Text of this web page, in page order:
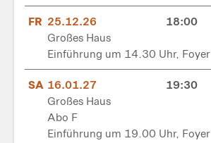
FR 25.12.26
18:00
Großes Haus
Einführung um 14.30 Uhr, Foyer
SA 16.01.27
19:30
Großes Haus
Abo F
Einführung um 19.00 Uhr, Foyer